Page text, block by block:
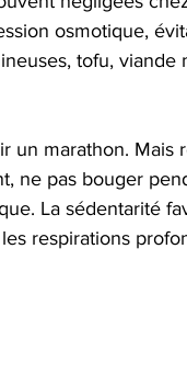
osmotique,
tofu, viande
un marathon. Mais
ne pas bouger
La sédentarité
respirations